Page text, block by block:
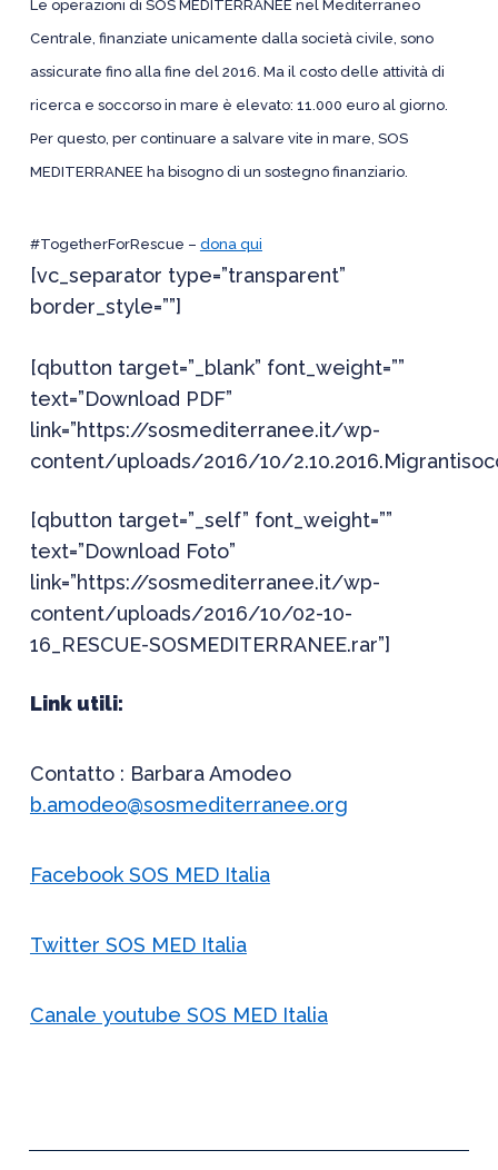
Le operazioni di SOS MEDITERRANEE nel Mediterraneo
Centrale, finanziate unicamente dalla società civile, sono
assicurate fino alla fine del 2016. Ma il costo delle attività di
ricerca e soccorso in mare è elevato: 11.000 euro al giorno.
Per questo, per continuare a salvare vite in mare, SOS
MEDITERRANEE ha bisogno di un sostegno finanziario.
#TogetherForRescue – dona qui
[vc_separator type=”transparent”
border_style=””]
[qbutton target=”_blank” font_weight=””
text=”Download PDF”
link=”https://sosmediterranee.it/wp-
content/uploads/2016/10/
[qbutton target=”_self” font_weight=””
text=”Download Foto”
link=”https://sosmediterranee.it/wp-
content/uploads/2016/10/02-10-
16_RESCUE-SOSMEDITERRANEE.rar”]
Link utili:
Contatto : Barbara Amodeo
b.amodeo@sosmediterranee.org
Facebook SOS MED Italia
Twitter SOS MED Italia
Canale youtube SOS MED Italia